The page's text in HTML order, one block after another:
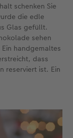
schenken Sie
die edle
Glas gefüllt.
sehen
handgemaltes
dass
reserviert ist. Ein